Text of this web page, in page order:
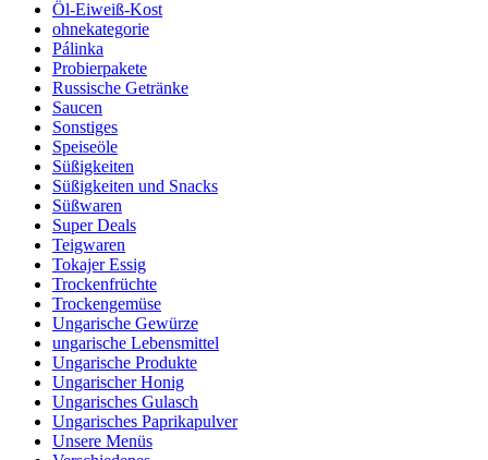
Öl-Eiweiß-Kost
ohnekategorie
Pálinka
Probierpakete
Russische Getränke
Saucen
Sonstiges
Speiseöle
Süßigkeiten
Süßigkeiten und Snacks
Süßwaren
Super Deals
Teigwaren
Tokajer Essig
Trockenfrüchte
Trockengemüse
Ungarische Gewürze
ungarische Lebensmittel
Ungarische Produkte
Ungarischer Honig
Ungarisches Gulasch
Ungarisches Paprikapulver
Unsere Menüs